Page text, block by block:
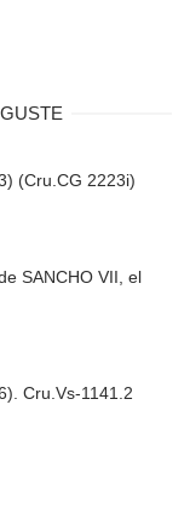
(Cru.CG 2223i)
SANCHO VII, el
Cru.Vs-1141.2